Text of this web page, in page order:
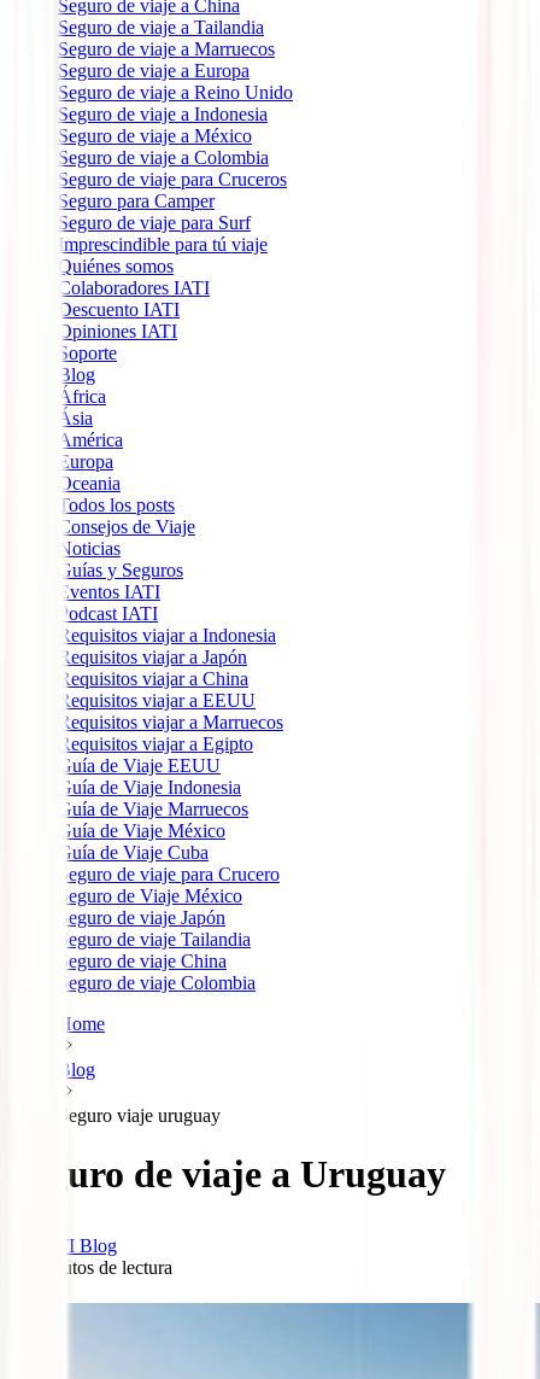
Seguro de viaje a China
Seguro de viaje a Tailandia
Seguro de viaje a Marruecos
Seguro de viaje a Europa
Seguro de viaje a Reino Unido
Seguro de viaje a Indonesia
Seguro de viaje a México
Seguro de viaje a Colombia
Seguro de viaje para Cruceros
Seguro para Camper
Seguro de viaje para Surf
Imprescindible para tú viaje
Quiénes somos
Colaboradores IATI
Descuento IATI
Opiniones IATI
Soporte
Blog
África
Ásia
América
Europa
Oceania
Todos los posts
Consejos de Viaje
Noticias
Guías y Seguros
Eventos IATI
Podcast IATI
Requisitos viajar a Indonesia
Requisitos viajar a Japón
Requisitos viajar a China
Requisitos viajar a EEUU
Requisitos viajar a Marruecos
Requisitos viajar a Egipto
Guía de Viaje EEUU
Guía de Viaje Indonesia
Guía de Viaje Marruecos
Guía de Viaje México
Guía de Viaje Cuba
Seguro de viaje para Crucero
Seguro de Viaje México
Seguro de viaje Japón
Seguro de viaje Tailandia
Seguro de viaje China
Seguro de viaje Colombia
Home
Blog
Seguro viaje uruguay
Seguro de viaje a Uruguay
IATI Blog
minutos de lectura